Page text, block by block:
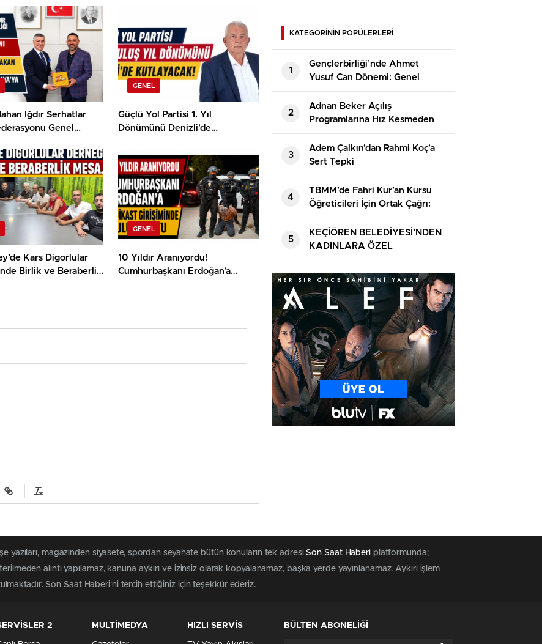
Iğdır Serhatlar
Genel
Hamza
Tanıttı
GENEL
Güçlü Yol Partisi 1. Yıl
Dönümünü Denizli’de
Kars Digorlular
Birlik ve Beraberlik
GENEL
10 Yıldır Aranıyordu!
Cumhurbaşkanı Erdoğan’a
KATEGORİNİN POPÜLERLERİ
1
Gençlerbirliği’nde Ahmet
Yusuf Can Dönemi: Genel
Sekreter Yardımcılığı Görevine
Getirildi.
2
Adnan Beker Açılış
Programlarına Hız Kesmeden
Devam Ediyor
3
Adem Çalkın’dan Rahmi Koç’a
Sert Tepki
4
TBMM’de Fahri Kur’an Kursu
Öğreticileri İçin Ortak Çağrı:
“Verilen Kadro Sözleri
Tutulsun”
5
KEÇİÖREN BELEDİYESİ’NDEN
KADINLARA ÖZEL
PSİKOSOSYAL DESTEK
PROGRAMI BAŞLIYOR
yazıları, magazinden siyasete, spordan seyahate bütün konuların tek adresiSon Saat Haberiplatformunda;
alıntı yapılamaz, kanuna aykırı ve izinsiz olarak kopyalanamaz, başka yerde yayınlanamaz. Aykırı işlem
Son Saat Haberi'ni tercih ettiğiniz için teşekkür ederiz.
2 MULTİMEDYA HIZLI SERVİS BÜLTEN ABONELİĞİ